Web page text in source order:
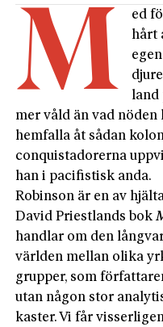
M
ed
hårt
land
mer våld än vad
hemfalla åt sådan
conquistadorerna
han i pacifistisk anda.
Robinson är en av
David Priestlands bok
handlar om den
världen mellan olika
grupper, som
utan någon stor
kaster. Vi får